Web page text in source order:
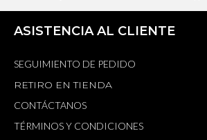
ASISTENCIA AL CLIENTE
SEGUIMIENTO DE PEDIDO
RETIRO EN TIENDA
CONTÁCTANOS
TÉRMINOS Y CONDICIONES